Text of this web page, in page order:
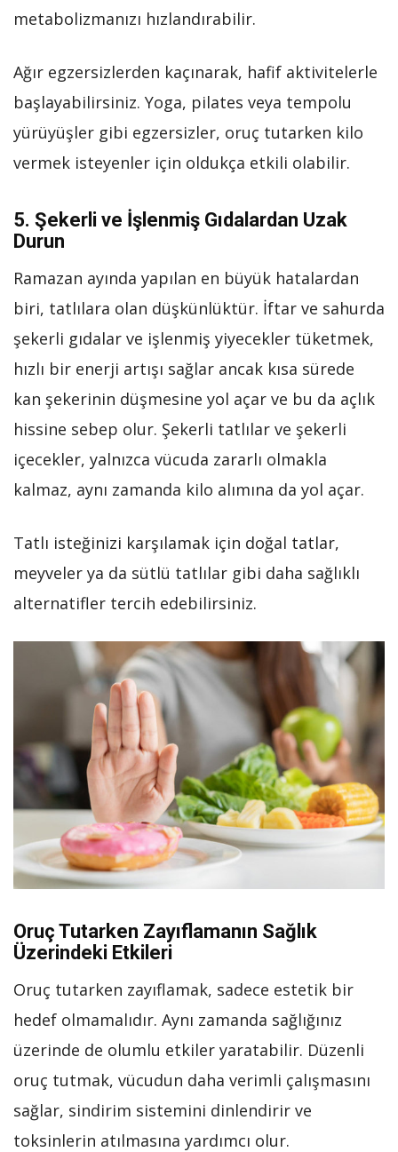
metabolizmanızı hızlandırabilir.
Ağır egzersizlerden kaçınarak, hafif aktivitelerle
başlayabilirsiniz. Yoga, pilates veya tempolu
yürüyüşler gibi egzersizler, oruç tutarken kilo
vermek isteyenler için oldukça etkili olabilir.
5. Şekerli ve İşlenmiş Gıdalardan Uzak
Durun
Ramazan ayında yapılan en büyük hatalardan
biri, tatlılara olan düşkünlüktür. İftar ve sahurda
şekerli gıdalar ve işlenmiş yiyecekler tüketmek,
hızlı bir enerji artışı sağlar ancak kısa sürede
kan şekerinin düşmesine yol açar ve bu da açlık
hissine sebep olur. Şekerli tatlılar ve şekerli
içecekler, yalnızca vücuda zararlı olmakla
kalmaz, aynı zamanda kilo alımına da yol açar.
Tatlı isteğinizi karşılamak için doğal tatlar,
meyveler ya da sütlü tatlılar gibi daha sağlıklı
alternatifler tercih edebilirsiniz.
Oruç Tutarken Zayıflamanın Sağlık
Üzerindeki Etkileri
Oruç tutarken zayıflamak, sadece estetik bir
hedef olmamalıdır. Aynı zamanda sağlığınız
üzerinde de olumlu etkiler yaratabilir. Düzenli
oruç tutmak, vücudun daha verimli çalışmasını
sağlar, sindirim sistemini dinlendirir ve
toksinlerin atılmasına yardımcı olur.